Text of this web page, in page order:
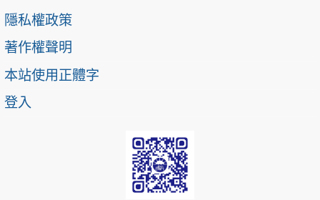
隱私權政策
著作權聲明
本站使用正體字
登入